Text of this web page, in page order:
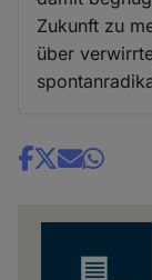
Zukunft zu
über
Share